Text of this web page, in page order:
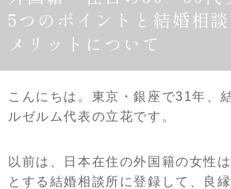
5つのポイントと結婚相
メリットについて
こんにちは。東京・銀座で31年、
ルゼルム代表の立花です。
以前は、日本在住の外国籍の女性
とする結婚相談所に登録して、良